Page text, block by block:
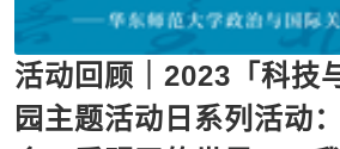
活动回顾｜2023「科技
园主题活动日系列活动